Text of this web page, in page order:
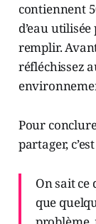
contiennent
d’eau
remplir.
réfléchissez
Pour
partager,
On sait ce
que